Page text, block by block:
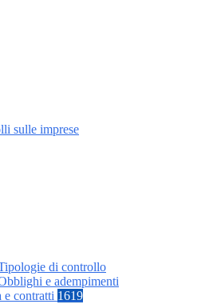
sulle imprese
di controllo
e adempimenti
e contratti 1619